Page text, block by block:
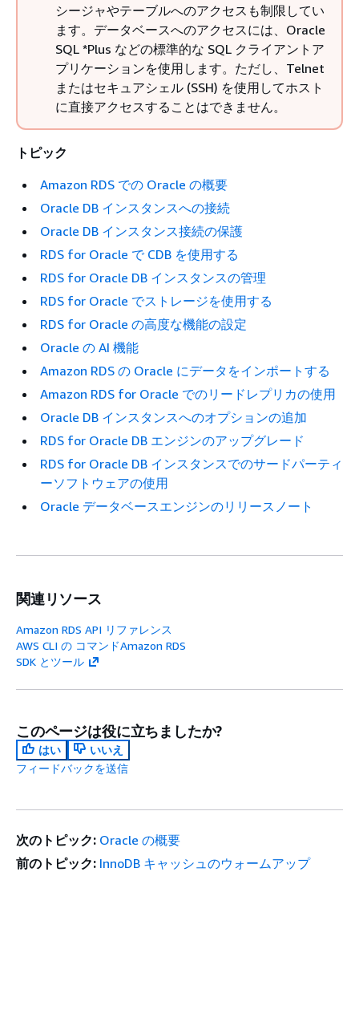
シージャやテーブルへのアクセスも制限してい
ます。データベースへのアクセスには、Oracle
SQL *Plus などの標準的な SQL クライアントア
プリケーションを使用します。ただし、Telnet
またはセキュアシェル (SSH) を使用してホスト
に直接アクセスすることはできません。
トピック
Amazon RDS での Oracle の概要
Oracle DB インスタンスへの接続
Oracle DB インスタンス接続の保護
RDS for Oracle で CDB を使用する
RDS for Oracle DB インスタンスの管理
RDS for Oracle でストレージを使用する
RDS for Oracle の高度な機能の設定
Oracle の AI 機能
Amazon RDS の Oracle にデータをインポートする
Amazon RDS for Oracle でのリードレプリカの使用
Oracle DB インスタンスへのオプションの追加
RDS for Oracle DB エンジンのアップグレード
RDS for Oracle DB インスタンスでのサードパーティ
ーソフトウェアの使用
Oracle データベースエンジンのリリースノート
関連リソース
Amazon RDS API リファレンス
AWS CLI の コマンドAmazon RDS
SDK とツール
このページは役に立ちましたか?
はい
いいえ
フィードバックを送信
次のトピック: Oracle の概要
前のトピック: InnoDB キャッシュのウォームアップ